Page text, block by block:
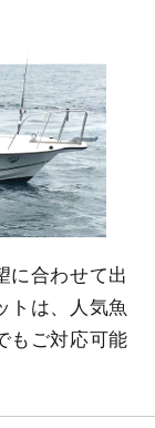
に合わせて出
トは、人気魚
もご対応可能